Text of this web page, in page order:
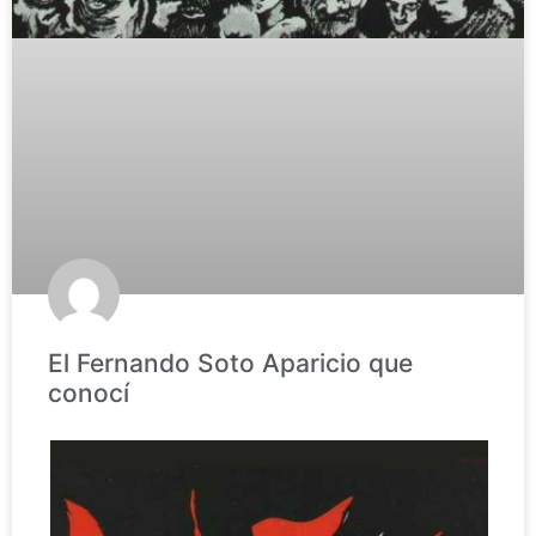
El Fernando Soto Aparicio que
conocí